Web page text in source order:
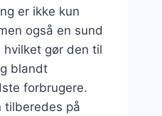
er ikke kun
også en sund
gør den til
blandt
forbrugere.
tilberedes på